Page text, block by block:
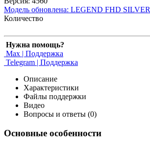
Модель обновлена: LEGEND FHD SILVER
Количество
Нужна помощь?
Max | Поддержка
Telegram | Поддержка
Описание
Характеристики
Файлы поддержки
Видео
Вопросы и ответы (0)
Основные особенности